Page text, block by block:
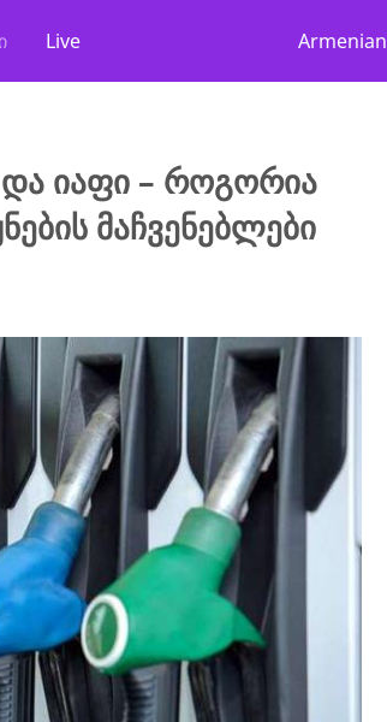
Live Armenian
და იაფი – როგორია
მაჩვენებლები